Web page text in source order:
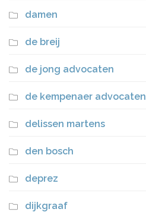
damen
de breij
de jong advocaten
de kempenaer advocaten
delissen martens
den bosch
deprez
dijkgraaf